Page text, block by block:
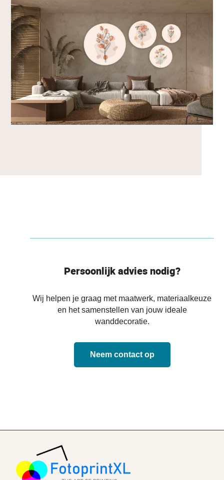
Persoonlijk advies nodig?
Wij helpen je graag met maatwerk, materiaalkeuze
en het samenstellen van jouw ideale
wanddecoratie.
Neem contact op